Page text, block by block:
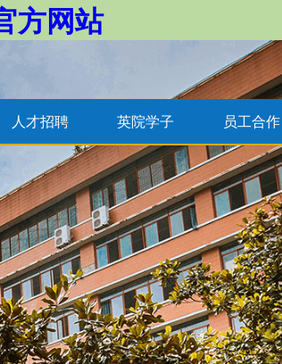
方网站
人才招聘 英院学子 员工合作